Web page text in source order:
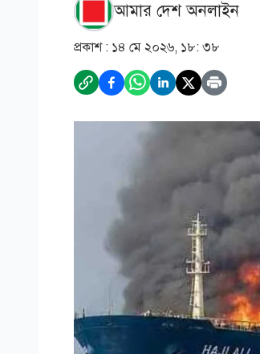
আমার দেশ অনলাইন
প্রকাশ : ১৪ মে ২০২৬, ১৮: ৩৮